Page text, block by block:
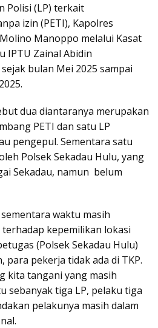
Polisi (LP) terkait
izin (PETI), Kapolres
Manoppo melalui Kasat
IPTU Zainal Abidin
bulan Mei 2025 sampai
dua diantaranya merupakan
PETI dan satu LP
pengepul. Sementara satu
Polsek Sekadau Hulu, yang
Sekadau, namun belum
waktu masih
kepemilikan lokasi
(Polsek Sekadau Hulu)
para pekerja tidak ada di TKP.
kita tangani yang masih
sebanyak tiga LP, pelaku tiga
pelakunya masih dalam